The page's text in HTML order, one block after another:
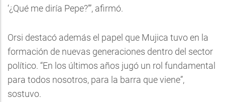
‘¿Qué me diría Pepe?’”, afirmó.
Orsi destacó además el papel que Mujica tuvo en la
formación de nuevas generaciones dentro del sector
político. “En los últimos años jugó un rol fundamental
para todos nosotros, para la barra que viene”,
sostuvo.